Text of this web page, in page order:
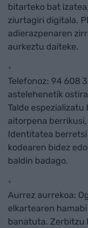
bitarteko bat
ziurtagiri digitala.
adierazpenaren
aurkeztu daiteke.
Telefonoz: 94 608
astelehenetik
Talde
aitorpena
Identitatea
kodearen bidez
baldin badago.
Aurrez aurrekoa:
elkartearen
banatuta. Zerbitzu